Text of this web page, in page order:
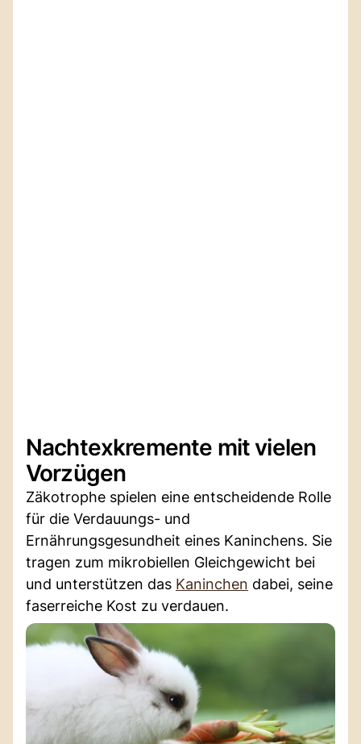
Nachtexkremente mit vielen
Vorzügen
Zäkotrophe spielen eine entscheidende Rolle
für die Verdauungs- und
Ernährungsgesundheit eines Kaninchens. Sie
tragen zum mikrobiellen Gleichgewicht bei
und unterstützen das Kaninchen dabei, seine
faserreiche Kost zu verdauen.